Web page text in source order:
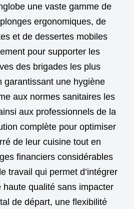
une vaste gamme de
ergonomiques, de
et de dessertes mobiles
pour supporter les
des brigades les plus
garantissant une hygiène
aux normes sanitaires les
aux professionnels de la
complète pour optimiser
de leur cuisine tout en
financiers considérables
travail qui permet d’intégrer
qualité sans impacter
de départ, une flexibilité